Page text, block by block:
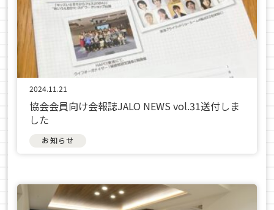
2024.11.21
協会会員向け会報誌JALO NEWS vol.31送付しま
した
お知らせ